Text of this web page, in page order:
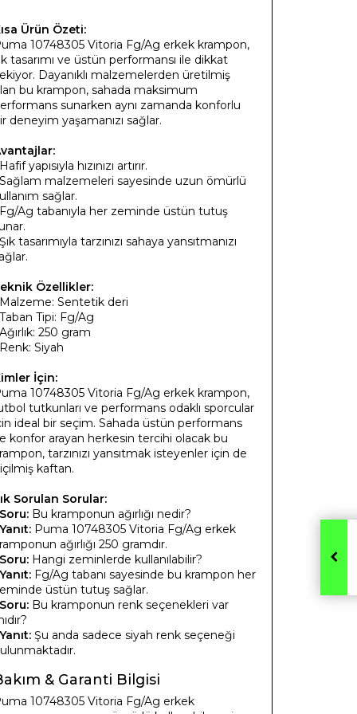
Ürün Özeti:
10748305 Vitoria Fg/Ag erkek krampon,
tasarımı ve üstün performansı ile dikkat
Dayanıklı malzemelerden üretilmiş
bu krampon, sahada maksimum
sunarken aynı zamanda konforlu
deneyim yaşamanızı sağlar.
yapısıyla hızınızı artırır.
Sağlam malzemeleri sayesinde uzun ömürlü
sağlar.
Fg/Ag tabanıyla her zeminde üstün tutuş
Şık tasarımıyla tarzınızı sahaya yansıtmanızı
Özellikler:
Malzeme: Sentetik deri
Taban Tipi: Fg/Ag
Ağırlık: 250 gram
Renk: Siyah
İçin:
10748305 Vitoria Fg/Ag erkek krampon,
tutkunları ve performans odaklı sporcular
ideal bir seçim. Sahada üstün performans
konfor arayan herkesin tercihi olacak bu
tarzınızı yansıtmak isteyenler için de
kaftan.
Sorulan Sorular:
Soru: Bu kramponun ağırlığı nedir?
Yanıt: Puma 10748305 Vitoria Fg/Ag erkek
ağırlığı 250 gramdır.
Soru: Hangi zeminlerde kullanılabilir?
Yanıt: Fg/Ag tabanı sayesinde bu krampon her
üstün tutuş sağlar.
Soru: Bu kramponun renk seçenekleri var
Yanıt: Şu anda sadece siyah renk seçeneği
& Garanti Bilgisi
10748305 Vitoria Fg/Ag erkek